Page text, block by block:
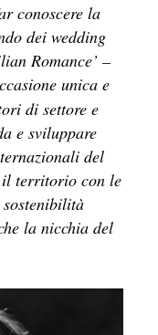
conoscere la
dei wedding
Romance’ –
unica e
di settore e
e sviluppare
del
il territorio con le
la nicchia del